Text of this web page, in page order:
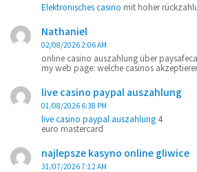
Elektronisches casino mit hoher
Nathaniel
02/08/2026 2:06 AM
online casino auszahlung über
my web page: welche casinos
live casino paypal auszahlung
01/08/2026 6:38 PM
live casino paypal auszahlung 4
euro mastercard
najlepsze kasyno online gliwice
31/07/2026 7:12 AM